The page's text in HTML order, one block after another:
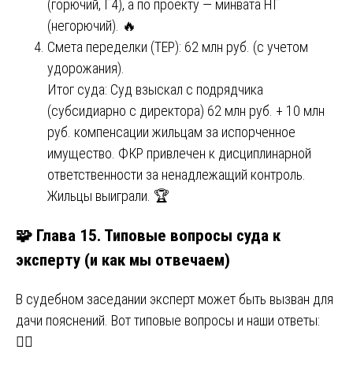
(горючий, Г4), а по проекту — минвата НГ
(негорючий). 🔥
Смета переделки (ТЕР): 62 млн руб. (с учетом
удорожания).
Итог суда: Суд взыскал с подрядчика
(субсидиарно с директора) 62 млн руб. + 10 млн
руб. компенсации жильцам за испорченное
имущество. ФКР привлечен к дисциплинарной
ответственности за ненадлежащий контроль.
Жильцы выиграли. 🏆
🧩 Глава 15. Типовые вопросы суда к
эксперту (и как мы отвечаем)
В судебном заседании эксперт может быть вызван для
дачи пояснений. Вот типовые вопросы и наши ответы:
🧑‍⚖️